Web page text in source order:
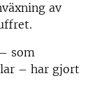
av
som
– har gjort